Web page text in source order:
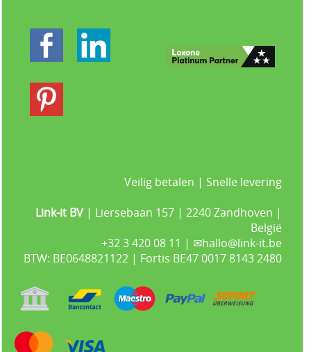
Veilig betalen | Snelle levering
Link-it BV | Liersebaan 157 | 2240 Zandhoven |
België
+32 3 420 08 11 | ✉hallo@link-it.be
BTW: BE0648821122 | Fortis BE47 0017 8143 2480